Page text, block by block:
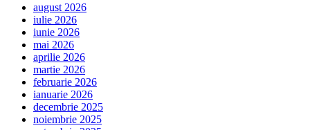
august 2026
iulie 2026
iunie 2026
mai 2026
aprilie 2026
martie 2026
februarie 2026
ianuarie 2026
decembrie 2025
noiembrie 2025